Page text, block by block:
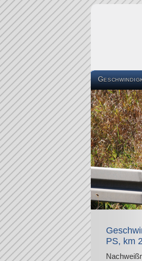
PS, km